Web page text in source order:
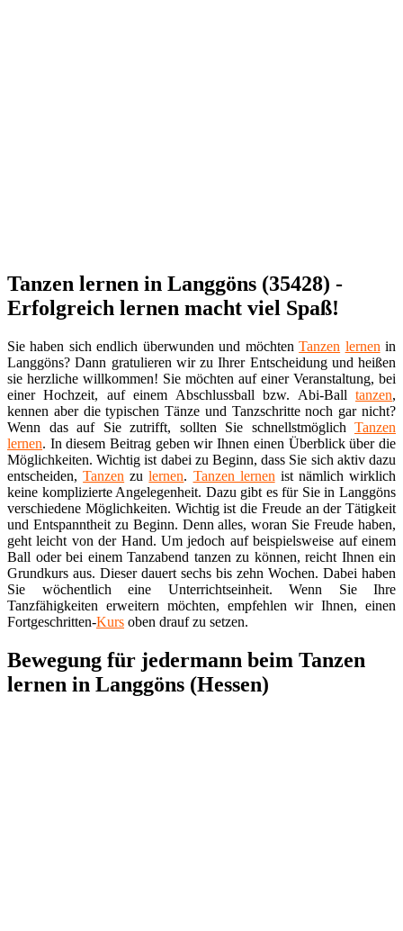
Tanzen lernen in Langgöns (35428) -
Erfolgreich lernen macht viel Spaß!
Sie haben sich endlich überwunden und möchtenTanzen lernen in
Langgöns? Dann gratulieren wir zu Ihrer Entscheidung und heißen
sie herzliche willkommen! Sie möchten auf einer Veranstaltung, bei
einer Hochzeit, auf einem Abschlussball bzw. Abi-Ball tanzen,
kennen aber die typischen Tänze und Tanzschritte noch gar nicht?
Wenn das auf Sie zutrifft, sollten Sie schnellstmöglich Tanzen
lernen. In diesem Beitrag geben wir Ihnen einen Überblick über die
Möglichkeiten. Wichtig ist dabei zu Beginn, dass Sie sich aktiv dazu
entscheiden,Tanzen zulernen. Tanzen lernen ist nämlich wirklich
keine komplizierte Angelegenheit. Dazu gibt es für Sie in Langgöns
verschiedene Möglichkeiten. Wichtig ist die Freude an der Tätigkeit
und Entspanntheit zu Beginn. Denn alles, woran Sie Freude haben,
geht leicht von der Hand. Um jedoch auf beispielsweise auf einem
Ball oder bei einem Tanzabend tanzen zu können, reicht Ihnen ein
Grundkurs aus. Dieser dauert sechs bis zehn Wochen. Dabei haben
Sie wöchentlich eine Unterrichtseinheit. Wenn Sie Ihre
Tanzfähigkeiten erweitern möchten, empfehlen wir Ihnen, einen
Fortgeschritten-Kurs oben drauf zu setzen.
Bewegung für jedermann beim Tanzen
lernen in Langgöns (Hessen)